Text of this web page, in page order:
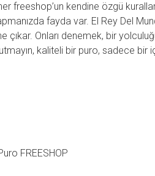
freeshop’un kendine özgü
fayda var. El Rey Del
çıkar. Onları denemek, bir
kaliteli bir puro, sadece bir
FREESHOP